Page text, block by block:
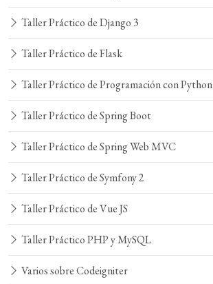
Taller Práctico de Django 3
Taller Práctico de Flask
Taller Práctico de Programación con Python
Taller Práctico de Spring Boot
Taller Práctico de Spring Web MVC
Taller Práctico de Symfony 2
Taller Práctico de Vue JS
Taller Práctico PHP y MySQL
Varios sobre Codeigniter